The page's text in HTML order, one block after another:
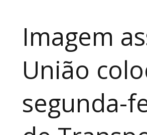
Imagem
União
segunda-